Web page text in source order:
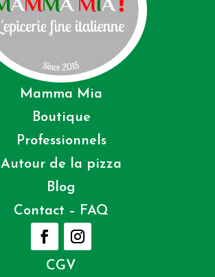
Mamma Mia
Boutique
Professionnels
Autour de la pizza
Blog
Contact – FAQ
CGV